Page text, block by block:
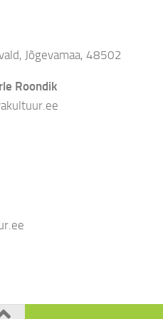
Jõgevamaa, 48502
Roondik